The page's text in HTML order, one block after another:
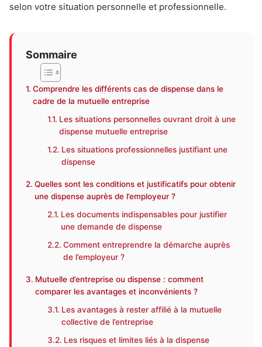
selon votre situation personnelle et professionnelle.
Sommaire
Comprendre les différents cas de dispense dans le
cadre de la mutuelle entreprise
Les situations personnelles ouvrant droit à une
dispense mutuelle entreprise
Les situations professionnelles justifiant une
dispense
Quelles sont les conditions et justificatifs pour obtenir
une dispense auprès de l’employeur ?
Les documents indispensables pour justifier
une demande de dispense
Comment entreprendre la démarche auprès
de l’employeur ?
Mutuelle d’entreprise ou dispense : comment
comparer les avantages et inconvénients ?
Les avantages à rester affilié à la mutuelle
collective de l’entreprise
Les risques et limites liés à la dispense